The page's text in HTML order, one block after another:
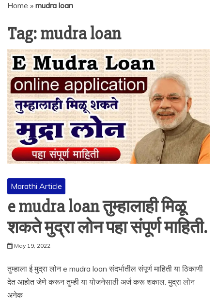
Home » mudra loan
Tag:mudra loan
Marathi Article
e mudra loan तुम्हालाही मिळू
शकते मुद्रा लोन पहा संपूर्ण माहिती.
May 19, 2022
तुम्हाला ई मुद्रा लोन e mudra loan संदर्भातील संपूर्ण माहिती या ठिकाणी
देत आहोत जेणे करून तुम्ही या योजनेसाठी अर्ज करू शकाल. मुद्रा लोन
अनेक